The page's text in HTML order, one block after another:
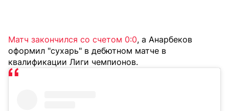
Матч закончился со счетом 0:0, а Анарбеков
оформил "сухарь" в дебютном матче в
квалификации Лиги чемпионов.